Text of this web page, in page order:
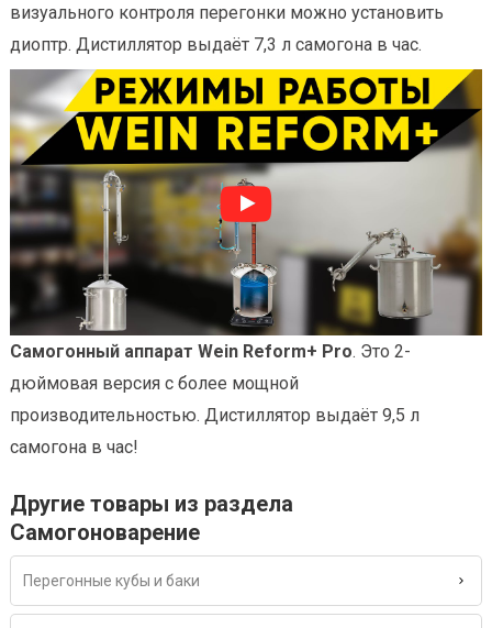
визуального контроля перегонки можно установить
диоптр. Дистиллятор выдаёт 7,3 л самогона в час.
Самогонный аппарат Wein Reform+ Pro. Это 2-
дюймовая версия с более мощной
производительностью. Дистиллятор выдаёт 9,5 л
самогона в час!
Другие товары из раздела
Самогоноварение
Перегонные кубы и баки